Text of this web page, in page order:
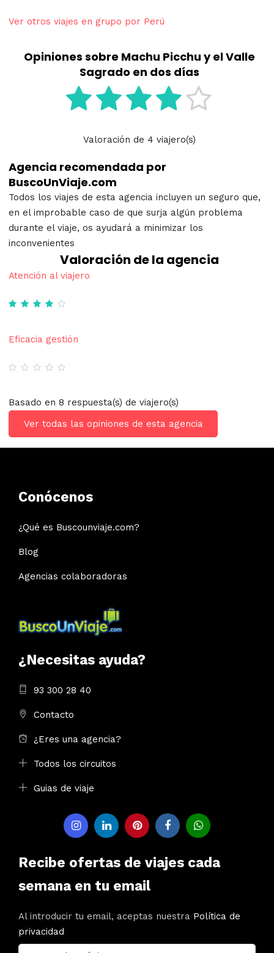
Ver otros viajes en grupo por Perú
Opiniones sobre Machu Picchu y el Valle
Sagrado en dos días
Valoración de 4 viajero(s)
Agencia recomendada por
BuscoUnViaje.com
Todos los viajes de esta agencia incluyen un seguro que,
en el improbable caso de que surja algún problema
durante el viaje, os ayudará a minimizar los
inconvenientes
Valoración de la agencia
Atención al viajero
Eficacia gestión
Basado en 8 respuesta(s) de viajero(s)
Ver todas las opiniones de esta agencia
Conócenos
¿Qué es Buscounviaje.com?
Blog
Agencias colaboradoras
¿Necesitas ayuda?
93 300 28 40
Contacto
¿Eres una agencia?
Todos los circuitos
Guias de viaje
Recibe ofertas de viajes cada
semana en tu email
Al introducir tu email, aceptas nuestra Política de
privacidad